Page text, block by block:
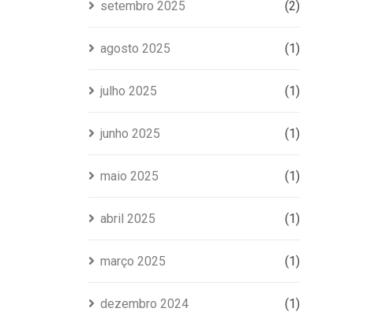
setembro 2025 (2)
agosto 2025 (1)
julho 2025 (1)
junho 2025 (1)
maio 2025 (1)
abril 2025 (1)
março 2025 (1)
dezembro 2024 (1)